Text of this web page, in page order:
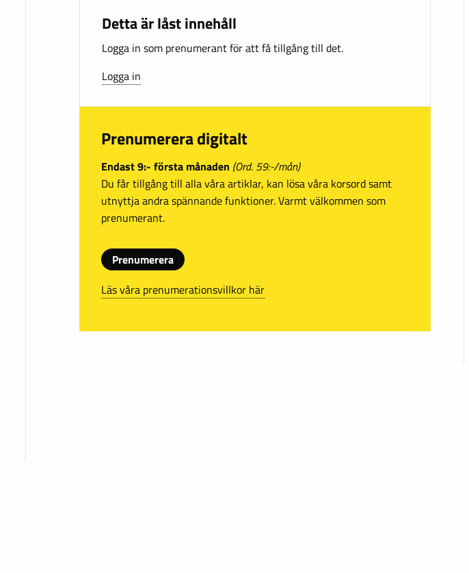
Detta är låst innehåll
Logga in som prenumerant för att få tillgång till det.
Logga in
Prenumerera digitalt
Endast 9:- första månaden (Ord. 59:-/mån)
Du får tillgång till alla våra artiklar, kan lösa våra korsord samt
utnyttja andra spännande funktioner. Varmt välkommen som
prenumerant.
Prenumerera
Läs våra prenumerationsvillkor här